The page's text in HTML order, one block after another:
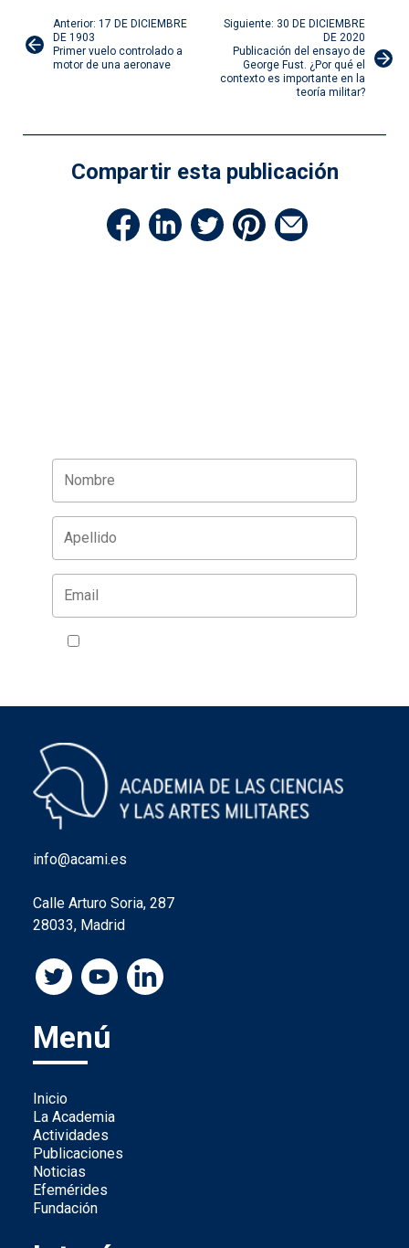
Navegación
de
Anterior: 17 DE DICIEMBRE
DE 1903
Primer vuelo controlado a
motor de una aeronave
Siguiente: 30 DE DICIEMBRE
DE 2020
Publicación del ensayo de
George Fust. ¿Por qué el
contexto es importante en la
teoría militar?
Compartir esta publicación
info@acami.es
Calle Arturo Soria, 287
28033, Madrid
Menú
Inicio
La Academia
Actividades
Publicaciones
Noticias
Efemérides
Fundación